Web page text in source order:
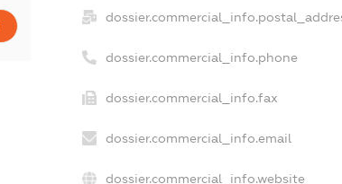
dossier.commercial_info.phone
dossier.commercial_info.fax
dossier.commercial_info.email
dossier.commercial_info.website